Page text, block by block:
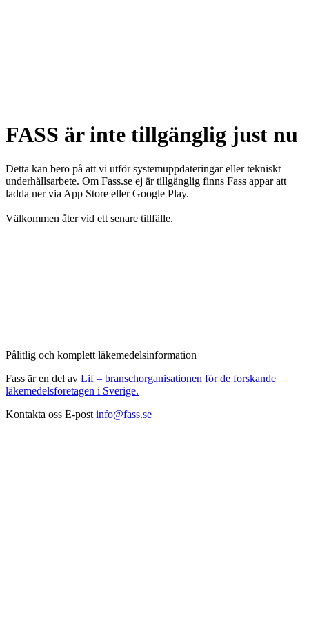
FASS är inte tillgänglig just nu
Detta kan bero på att vi utför systemuppdateringar eller tekniskt
underhållsarbete. Om Fass.se ej är tillgänglig finns Fass appar att
ladda ner via App Store eller Google Play.
Välkommen åter vid ett senare tillfälle.
Pålitlig och komplett läkemedelsinformation
Fass är en del av Lif – branschorganisationen för de forskande
läkemedelsföretagen i Sverige.
Kontakta oss E-post info@fass.se